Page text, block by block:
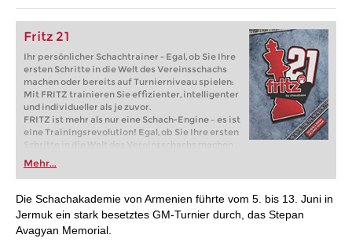
Fritz 21
Ihr persönlicher Schachtrainer - Egal, ob Sie Ihre
ersten Schritte in die Welt des Vereinsschachs
machen oder bereits auf Turnierniveau spielen:
Mit FRITZ trainieren Sie effizienter, intelligenter
und individueller als je zuvor.
FRITZ ist mehr als nur eine Schach-Engine – es ist
eine Trainingsrevolution! Egal, ob Sie Ihre ersten
Schritte in die Welt des Vereinsschachs machen
oder bereits auf Turnierniveau spielen: Mit
FRITZ trainieren Sie effizienter, intelligenter und
individueller als je zuvor.
Mehr...
Die Schachakademie von Armenien führte vom 5. bis 13. Juni in
Jermuk ein stark besetztes GM-Turnier durch, das Stepan
Avagyan Memorial.